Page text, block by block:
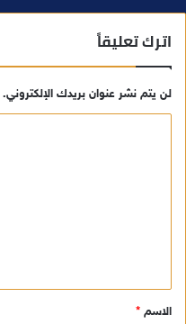
اترك تعليقاً
لن يتم نشر عنوان بريدك الإلكتروني.
ق
*
الاسم *